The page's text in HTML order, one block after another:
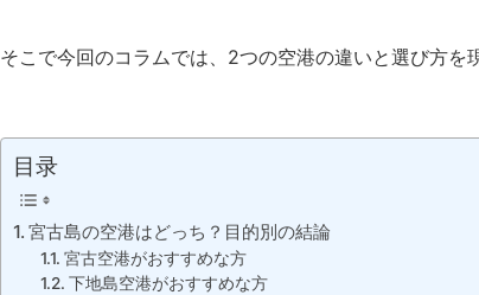
そこで今回のコラムでは、2つの空港の違いと選び方を
目录
宮古島の空港はどっち？目的別の結論
宮古空港がおすすめな方
下地島空港がおすすめな方